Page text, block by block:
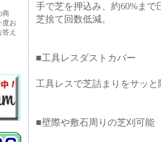
商
度お
え
手で芝を押込み、約60%まで
芝捨て回数低減。
■工具レスダストカバー
工具レスで芝詰まりをサッと
■壁際や敷石周りの芝刈可能